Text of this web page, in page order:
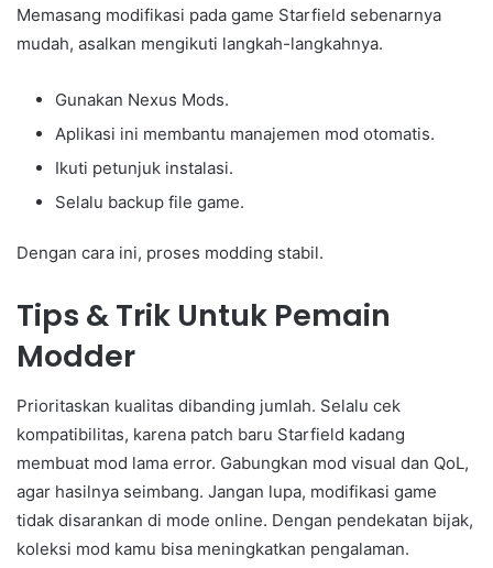
Memasang modifikasi pada game Starfield sebenarnya
mudah, asalkan mengikuti langkah-langkahnya.
Gunakan Nexus Mods.
Aplikasi ini membantu manajemen mod otomatis.
Ikuti petunjuk instalasi.
Selalu backup file game.
Dengan cara ini, proses modding stabil.
Tips & Trik Untuk Pemain
Modder
Prioritaskan kualitas dibanding jumlah. Selalu cek
kompatibilitas, karena patch baru Starfield kadang
membuat mod lama error. Gabungkan mod visual dan QoL,
agar hasilnya seimbang. Jangan lupa, modifikasi game
tidak disarankan di mode online. Dengan pendekatan bijak,
koleksi mod kamu bisa meningkatkan pengalaman.